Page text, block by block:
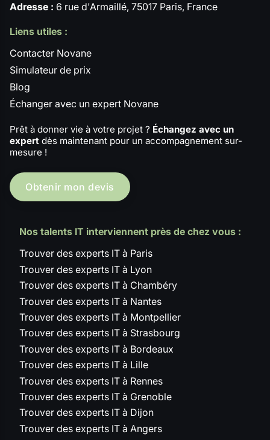
Adresse : 6 rue d'Armaillé, 75017 Paris, France
Liens utiles :
Contacter Novane
Simulateur de prix
Blog
Échanger avec un expert Novane
Prêt à donner vie à votre projet ? Échangez avec un
expert dès maintenant pour un accompagnement sur-
mesure !
Obtenir mon devis
Nos talents IT interviennent près de chez vous :
Trouver des experts IT à Paris
Trouver des experts IT à Lyon
Trouver des experts IT à Chambéry
Trouver des experts IT à Nantes
Trouver des experts IT à Montpellier
Trouver des experts IT à Strasbourg
Trouver des experts IT à Bordeaux
Trouver des experts IT à Lille
Trouver des experts IT à Rennes
Trouver des experts IT à Grenoble
Trouver des experts IT à Dijon
Trouver des experts IT à Angers